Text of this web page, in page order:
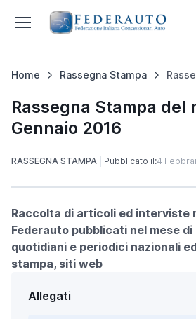
Home Rassegna Stampa
Rassegna Stampa del
Gennaio 2016
RASSEGNA STAMPA Pubblicato il:4
Raccolta di articoli ed interviste
Federauto pubblicati nel mese di
quotidiani e periodici nazionali
stampa, siti web
Allegati